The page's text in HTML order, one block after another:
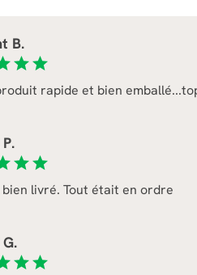
B.
starstar
rapide et bien
starstar
livré. Tout était en ordre
starstar